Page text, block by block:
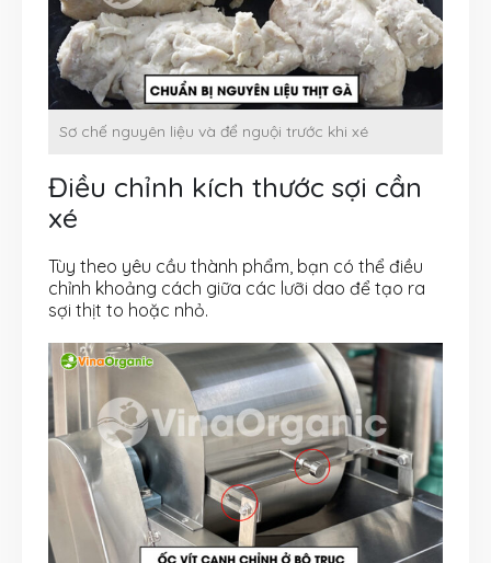
Sơ chế nguyên liệu và để nguội trước khi xé
Điều chỉnh kích thước sợi cần
xé
Tùy theo yêu cầu thành phẩm, bạn có thể điều
chỉnh khoảng cách giữa các lưỡi dao để tạo ra
sợi thịt to hoặc nhỏ.